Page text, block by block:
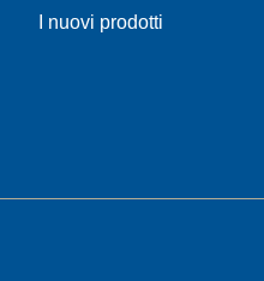
I nuovi prodotti